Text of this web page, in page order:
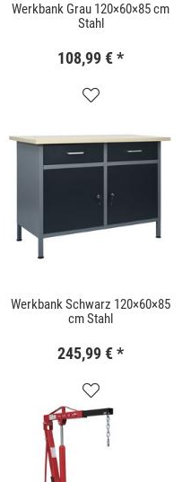
Werkbank Grau 120×60×85 cm
Stahl
108,99 €*
Werkbank Schwarz 120×60×85
cm Stahl
245,99 €*